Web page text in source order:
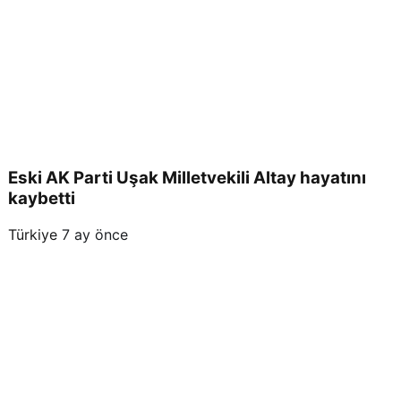
Eski AK Parti Uşak Milletvekili Altay hayatını
kaybetti
Türkiye 7 ay önce